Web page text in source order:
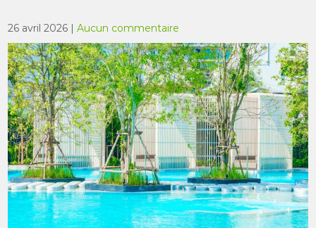
26 avril 2026 |Aucun commentaire